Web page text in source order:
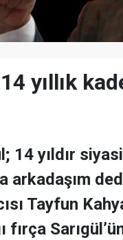
yıllık
14 yıldır
arkadaşım
Tayfun
fırça